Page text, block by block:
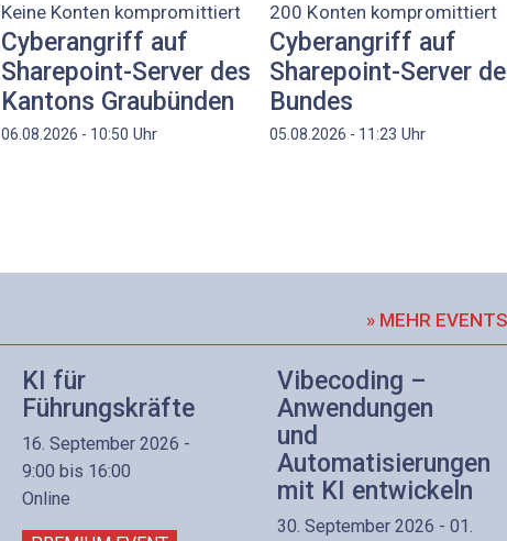
Keine Konten kompromittiert
Cyberangriff auf
Sharepoint-Server des
Kantons Graubünden
06.08.2026 - 10:50 Uhr
200 Konten kompromittiert
Cyberangriff auf
Sharepoint-Server
Bundes
05.08.2026 - 11:23 Uhr
» MEHR EVENTS
KI für
Führungskräfte
16. September 2026 -
9:00 bis 16:00
Online
Vibecoding –
Anwendungen
und
Automatisierungen
mit KI entwickeln
30. September 2026 - 01.